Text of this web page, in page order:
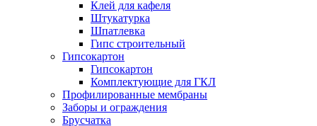
Клей для кафеля
Штукатурка
Шпатлевка
Гипс строительный
Гипсокартон
Гипсокартон
Комплектующие для ГКЛ
Профилированные мембраны
Заборы и ограждения
Брусчатка